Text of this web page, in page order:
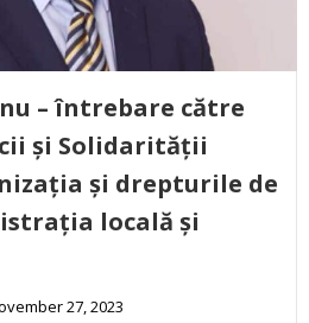
– întrebare către
și Solidarității
și drepturile de
locală și
27, 2023